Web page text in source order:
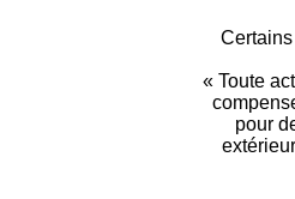
« Toute
pour